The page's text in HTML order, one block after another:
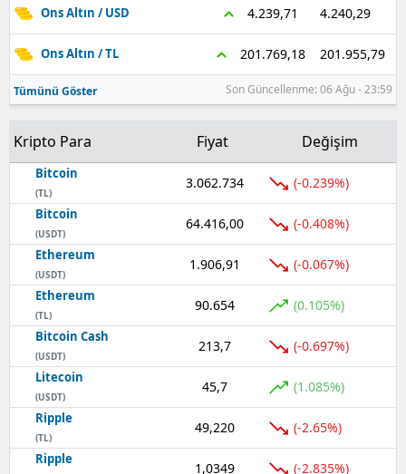
Ons Altın / USD 4.239,71 4.240,29
Ons Altın / TL 201.769,18 201.955,79
Tümünü Göster Son Güncellenme: 06 Ağu - 23:59
Kripto Para Fiyat Değişim
Bitcoin
(TL)
3.062.734 (-0.239%)
Bitcoin
(USDT)
64.416,00 (-0.408%)
Ethereum
(USDT)
1.906,91 (-0.067%)
Ethereum
(TL)
90.654 (0.105%)
Bitcoin Cash
(USDT)
213,7 (-0.697%)
Litecoin
(USDT)
45,7 (1.085%)
Ripple
(TL)
49,220 (-2.65%)
Ripple
1,0349 (-2.835%)